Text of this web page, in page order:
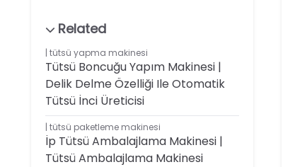
tütsü yapma makinesi
Tütsü Boncuğu Yapım Makinesi |
Delik Delme Özelliği Ile Otomatik
Tütsü İnci Üreticisi
tütsü paketleme makinesi
İp Tütsü Ambalajlama Makinesi |
Tütsü Ambalajlama Makinesi